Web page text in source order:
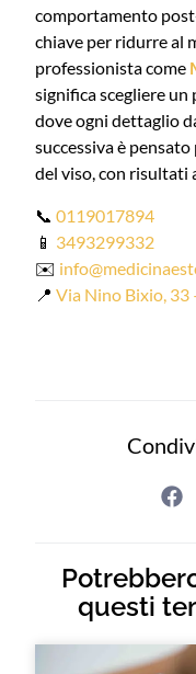
comportamento
chiave per ridurre al
professionista come
significa scegliere un
dove ogni dettaglio
successiva è
del viso, con risultati
📞 0119017894
📱 3493299332
✉️
📍 Via Nino Bixio, 33
questi